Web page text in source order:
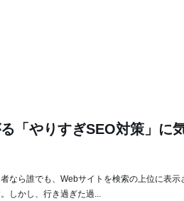
「やりすぎSEO対策」に
なら誰でも、Webサイトを検索の上位に表示
しかし、行き過ぎた過...